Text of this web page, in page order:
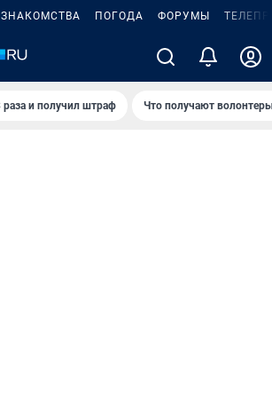
ЗНАКОМСТВА ПОГОДА ФОРУМЫ
раза и получил штраф Что получают